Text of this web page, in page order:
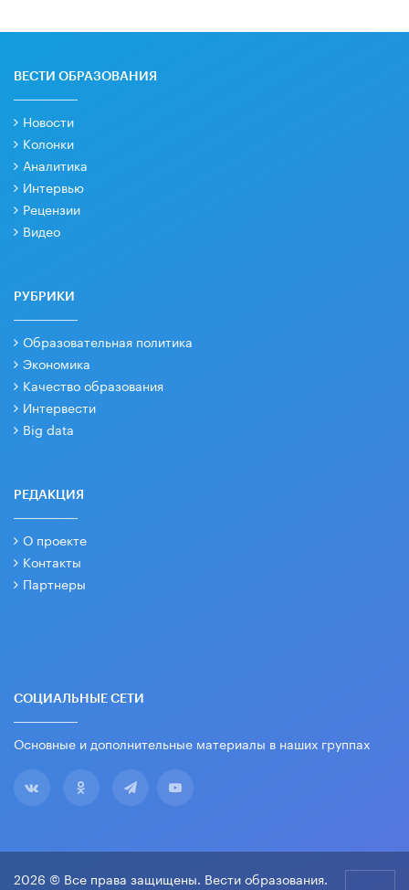
ВЕСТИ ОБРАЗОВАНИЯ
Новости
Колонки
Аналитика
Интервью
Рецензии
Видео
РУБРИКИ
Образовательная политика
Экономика
Качество образования
Интервести
Big data
РЕДАКЦИЯ
О проекте
Контакты
Партнеры
СОЦИАЛЬНЫЕ СЕТИ
Основные и дополнительные материалы в наших группах
2026 © Все права защищены. Вести образования.